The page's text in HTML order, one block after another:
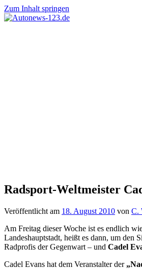
Zum Inhalt springen
Radsport-Weltmeister
Veröffentlicht am 18. August 2010 von C.
Am Freitag dieser Woche ist es endlich
Landeshauptstadt, heißt es dann, um den
Radprofis der Gegenwart – und Cadel
Cadel Evans hat dem Veranstalter der